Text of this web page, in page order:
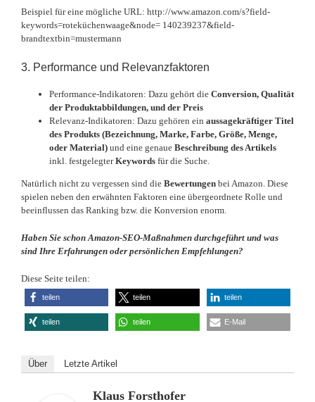
Beispiel für eine mögliche URL: http://www.amazon.com/s?field-
keywords=roteküchenwaage&node= 140239237&field-
brandtextbin=mustermann
3. Performance und Relevanzfaktoren
Performance-Indikatoren: Dazu gehört die Conversion, Qualität
der Produktabbildungen, und der Preis
Relevanz-Indikatoren: Dazu gehören ein aussagekräftiger Titel
des Produkts (Bezeichnung, Marke, Farbe, Größe, Menge,
oder Material) und eine genaue Beschreibung des Artikels
inkl. festgelegterKeywords für die Suche.
Natürlich nicht zu vergessen sind die Bewertungen bei Amazon. Diese
spielen neben den erwähnten Faktoren eine übergeordnete Rolle und
beeinflussen das Ranking bzw. die Konversion enorm.
Haben Sie schon Amazon-SEO-Maßnahmen durchgeführt und was
sind Ihre Erfahrungen oder persönlichen Empfehlungen?
Diese Seite teilen:
teilen teilen teilen
teilen teilen E-Mail
Über Letzte Artikel
Klaus Forsthofer